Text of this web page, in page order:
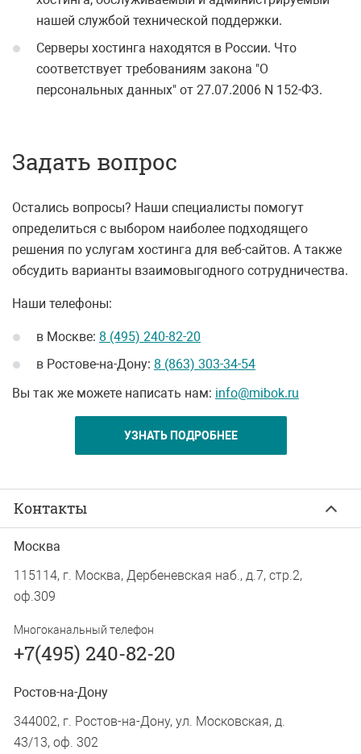
нашей службой технической поддержки.
Серверы хостинга находятся в России. Что
соответствует требованиям закона "О
персональных данных" от 27.07.2006 N 152-ФЗ.
Задать вопрос
Остались вопросы? Наши специалисты помогут
определиться с выбором наиболее подходящего
решения по услугам хостинга для веб-сайтов. А также
обсудить варианты взаимовыгодного сотрудничества.
Наши телефоны:
в Москве: 8 (495) 240-82-20
в Ростове-на-Дону: 8 (863) 303-34-54
Вы так же можете написать нам: info@mibok.ru
УЗНАТЬ ПОДРОБНЕЕ
Контакты
Москва
115114, г. Москва, Дербеневская наб., д.7, стр.2,
оф.309
Многоканальный телефон
+7(495) 240-82-20
Ростов-на-Дону
344002, г. Ростов-на-Дону, ул. Московская, д.
43/13, оф. 302